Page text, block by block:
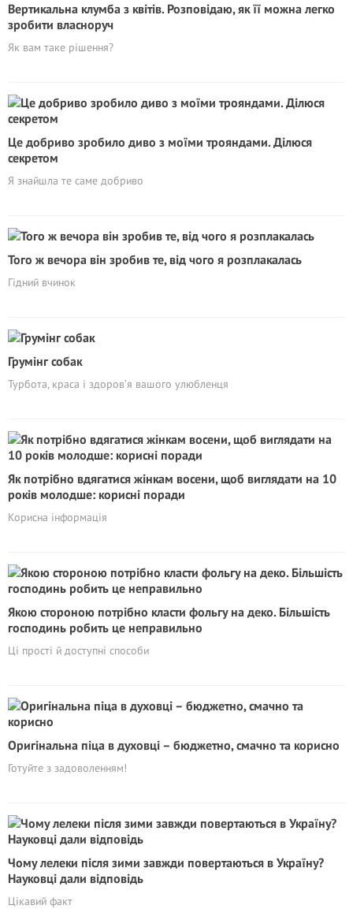
Вертикальна клумба з квітів. Розповідаю, як її можна легко
зробити власноруч
Як вам таке рішення?
Це добриво зробило диво з моїми трояндами. Ділюся
секретом
Я знайшла те саме добриво
Того ж вечора він зробив те, від чого я розплакалась
Гідний вчинок
Грумінг собак
Турбота, краса і здоров’я вашого улюбленця
Як потрібно вдягатися жінкам восени, щоб виглядати на 10
років молодше: корисні поради
Корисна інформація
Якою стороною потрібно класти фольгу на деко. Більшість
господинь робить це неправильно
Ці прості й доступні способи
Оригінальна піца в духовці – бюджетно, смачно та корисно
Готуйте з задоволенням!
Чому лелеки після зими завжди повертаються в Україну?
Науковці дали відповідь
Цікавий факт